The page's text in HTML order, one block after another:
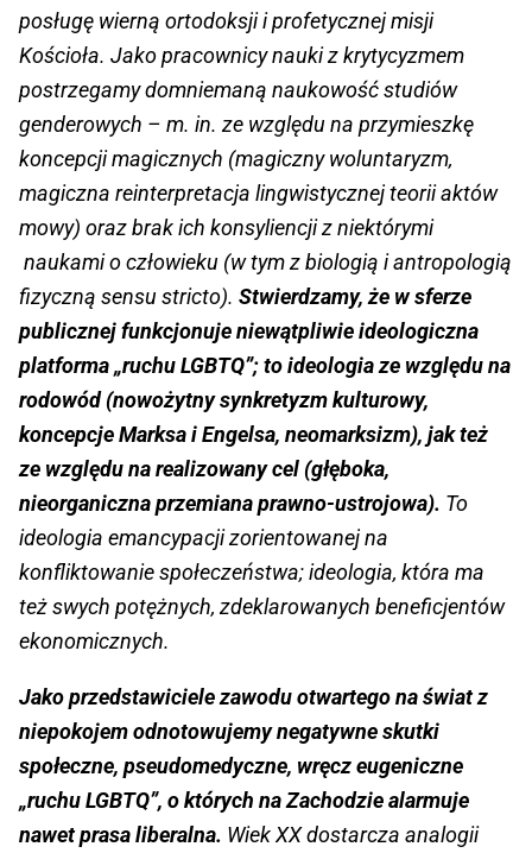
posługę wierną ortodoksji i profetycznej misji
Kościoła. Jako pracownicy nauki z krytycyzmem
postrzegamy domniemaną naukowość studiów
genderowych – m. in. ze względu na przymieszkę
koncepcji magicznych (magiczny woluntaryzm,
magiczna reinterpretacja lingwistycznej teorii aktów
mowy) oraz brak ich konsyliencji z niektórymi
naukami o człowieku (w tym z biologią i antropologią
fizyczną sensu stricto). Stwierdzamy, że w sferze
publicznej funkcjonuje niewątpliwie ideologiczna
platforma „ruchu LGBTQ”; to ideologia ze względu na
rodowód (nowożytny synkretyzm kulturowy,
koncepcje Marksa i Engelsa, neomarksizm), jak też
ze względu na realizowany cel (głęboka,
nieorganiczna przemiana prawno-ustrojowa). To
ideologia emancypacji zorientowanej na
konfliktowanie społeczeństwa; ideologia, która ma
też swych potężnych, zdeklarowanych beneficjentów
ekonomicznych.
Jako przedstawiciele zawodu otwartego na świat z
niepokojem odnotowujemy negatywne skutki
społeczne, pseudomedyczne, wręcz eugeniczne
„ruchu LGBTQ”, o których na Zachodzie alarmuje
nawet prasa liberalna. Wiek XX dostarcza analogii